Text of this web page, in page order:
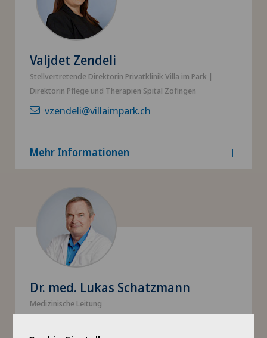
Valjdet Zendeli
Stellvertretende Direktorin Privatklinik Villa im Park |
Direktorin Pflege und Therapien Spital Zofingen
vzendeli@villaimpark.ch
Mehr Informationen
Dr. med. Lukas Schatzmann
Medizinische Leitung